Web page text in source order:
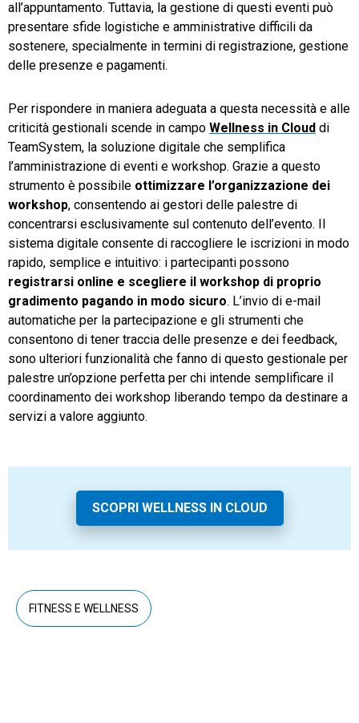
all’appuntamento. Tuttavia, la gestione di questi eventi può
presentare sfide logistiche e amministrative difficili da
sostenere, specialmente in termini di registrazione, gestione
delle presenze e pagamenti.
Per rispondere in maniera adeguata a questa necessità e alle
criticità gestionali scende in campo Wellness in Cloud di
TeamSystem, la soluzione digitale che semplifica
l’amministrazione di eventi e workshop. Grazie a questo
strumento è possibile ottimizzare l’organizzazione dei
workshop, consentendo ai gestori delle palestre di
concentrarsi esclusivamente sul contenuto dell’evento. Il
sistema digitale consente di raccogliere le iscrizioni in modo
rapido, semplice e intuitivo: i partecipanti possono
registrarsi online e scegliere il workshop di proprio
gradimento pagando in modo sicuro. L’invio di e-mail
automatiche per la partecipazione e gli strumenti che
consentono di tener traccia delle presenze e dei feedback,
sono ulteriori funzionalità che fanno di questo gestionale per
palestre un’opzione perfetta per chi intende semplificare il
coordinamento dei workshop liberando tempo da destinare a
servizi a valore aggiunto.
SCOPRI WELLNESS IN CLOUD
FITNESS E WELLNESS